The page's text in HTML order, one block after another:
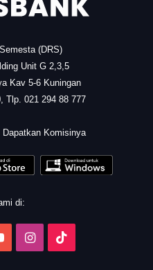
(DRS)
Unit G 2,3,5
Kav 5-6 Kuningan
Tlp. 021 294 88 777
Dapatkan Komisinya
di:
YouTubeInstagram